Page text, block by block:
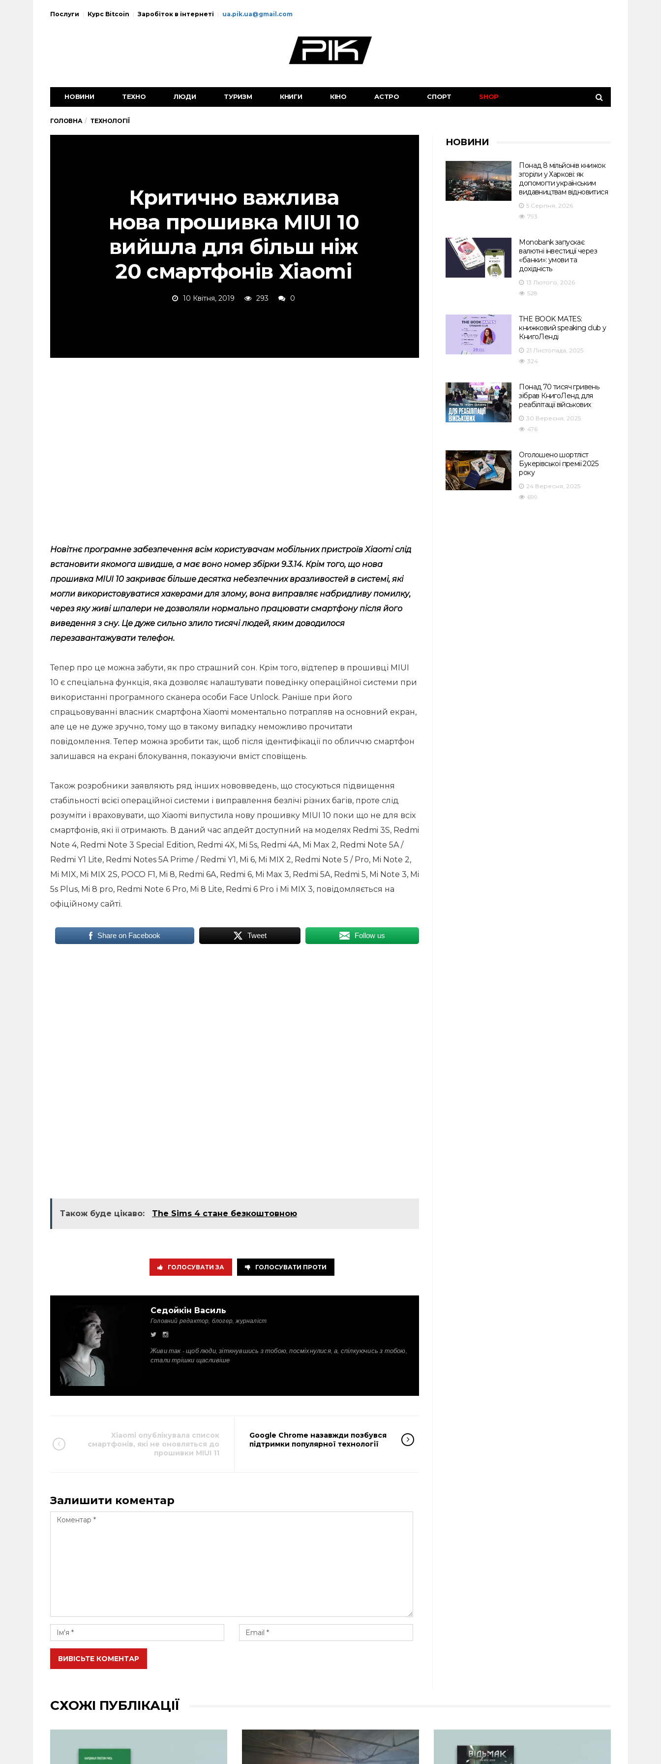
Послуги Курс Bitcoin Заробіток в інтернеті ua.pik.ua@gmail.com
НОВИНИ ТЕХНО ЛЮДИ ТУРИЗМ КНИГИ КІНО АСТРО СПОРТ SHOP
ГОЛОВНА ТЕХНОЛОГІЇ
Критично важлива
нова прошивка MIUI 10
вийшла для більш ніж
20 смартфонів Xiaomi
10 Квітня, 2019 293 0
Новітнє програмне забезпечення всім користувачам мобільних пристроїв Xiaomi слід
встановити якомога швидше, а має воно номер збірки 9.3.14. Крім того, що нова
прошивка MIUI 10 закриває більше десятка небезпечних вразливостей в системі, які
могли використовуватися хакерами для злому, вона виправляє набридливу помилку,
через яку живі шпалери не дозволяли нормально працювати смартфону після його
виведення з сну. Це дуже сильно злило тисячі людей, яким доводилося
перезавантажувати телефон.
Тепер про це можна забути, як про страшний сон. Крім того, відтепер в прошивці MIUI
10 є спеціальна функція, яка дозволяє налаштувати поведінку операційної системи при
використанні програмного сканера особи Face Unlock. Раніше при його
спрацьовуванні власник смартфона Xiaomi моментально потрапляв на основний екран,
але це не дуже зручно, тому що в такому випадку неможливо прочитати
повідомлення. Тепер можна зробити так, щоб після ідентифікації по обличчю смартфон
залишався на екрані блокування, показуючи вміст сповіщень.
Також розробники заявляють ряд інших нововведень, що стосуються підвищення
стабільності всієї операційної системи і виправлення безлічі різних багів, проте слід
розуміти і враховувати, що Xiaomi випустила нову прошивку MIUI 10 поки що не для всіх
смартфонів, які її отримають. В даний час апдейт доступний на моделях Redmi 3S, Redmi
Note 4, Redmi Note 3 Special Edition, Redmi 4X, Mi 5s, Redmi 4A, Mi Max 2, Redmi Note 5A /
Redmi Y1 Lite, Redmi Notes 5A Prime / Redmi Y1, Mi 6, Mi MIX 2, Redmi Note 5 / Pro, Mi Note 2,
Mi MIX, Mi MIX 2S, POCO F1, Mi 8, Redmi 6A, Redmi 6, Mi Max 3, Redmi 5A, Redmi 5, Mi Note 3, Mi
5s Plus, Mi 8 pro, Redmi Note 6 Pro, Mi 8 Lite, Redmi 6 Pro і Mi MIX 3, повідомляється на
офіційному сайті.
Share on Facebook Tweet Follow us
Також буде цікаво: The Sims 4 стане безкоштовною
ГОЛОСУВАТИ ЗА ГОЛОСУВАТИ ПРОТИ
Седойкін Василь
Головний редактор, блогер, журналіст
Живи так - щоб люди, зіткнувшись з тобою, посміхнулися, а, спілкуючись з тобою,
стали трішки щасливіше
Xiaomi опублікувала список
смартфонів, які не оновляться до
прошивки MIUI 11
Google Chrome назавжди позбувся
підтримки популярної технології
Залишити коментар
ВИВІСЬТЕ КОМЕНТАР
НОВИНИ
Понад 8 мільйонів книжок
згоріли у Харкові: як
допомогти українським
видавництвам відновитися
5 Серпня, 2026
793
Monobank запускає
валютні інвестиції через
«банки»: умови та
дохідність
13 Лютого, 2026
528
THE BOOK MATES:
книжковий speaking club у
КнигоЛенді
21 Листопада, 2025
324
Понад 70 тисяч гривень
зібрав КнигоЛенд для
реабілітації військових
30 Вересня, 2025
476
Оголошено шортліст
Букерівської премії 2025
року
24 Вересня, 2025
699
СХОЖІ ПУБЛІКАЦІЇ